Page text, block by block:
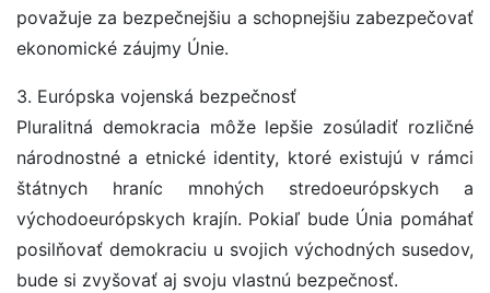
považuje za bezpečnejšiu a schopnejšiu zabezpečovať
ekonomické záujmy Únie.
3. Európska vojenská bezpečnosť
Pluralitná demokracia môže lepšie zosúladiť rozličné
národnostné a etnické identity, ktoré existujú v rámci
štátnych hraníc mnohých stredoeurópskych a
východoeurópskych krajín. Pokiaľ bude Únia pomáhať
posilňovať demokraciu u svojich východných susedov,
bude si zvyšovať aj svoju vlastnú bezpečnosť.